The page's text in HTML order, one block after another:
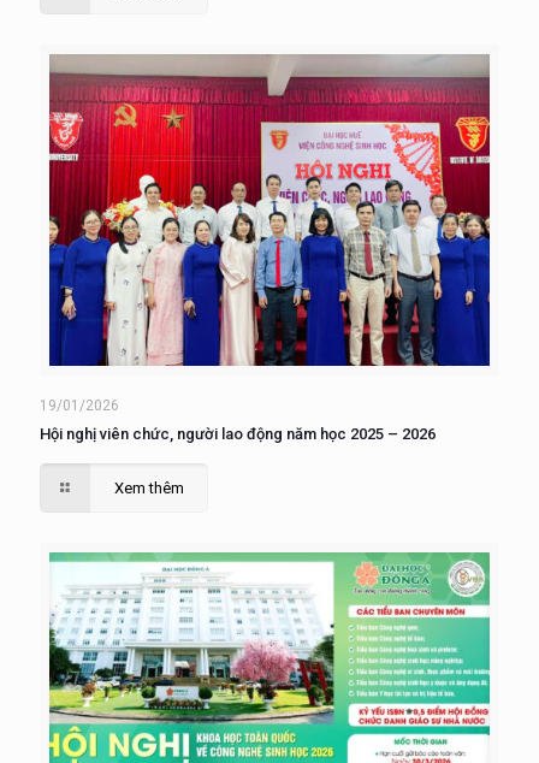
19/01/2026
Hội nghị viên chức, người lao động năm học 2025 – 2026
Xem thêm